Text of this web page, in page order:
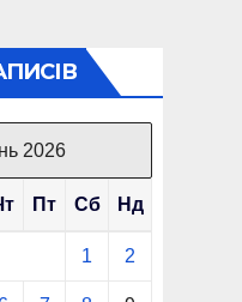
2026
Пт Сб Нд
1 2